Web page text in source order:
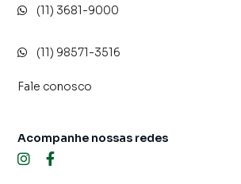
(11) 3681-9000
(11) 98571-3516
Fale conosco
Acompanhe nossas redes